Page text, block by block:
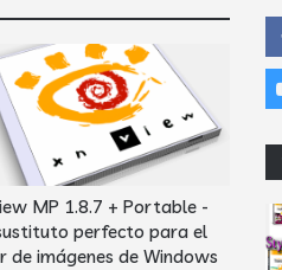
MP 1.8.7 + Portable -
perfecto para el
de imágenes de Windows